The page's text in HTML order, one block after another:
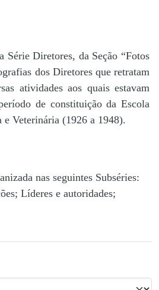
Série Diretores, da Seção “Fotos
dos Diretores que retratam
atividades aos quais estavam
de constituição da Escola
Veterinária (1926 a 1948).
nas seguintes Subséries:
Líderes e autoridades;